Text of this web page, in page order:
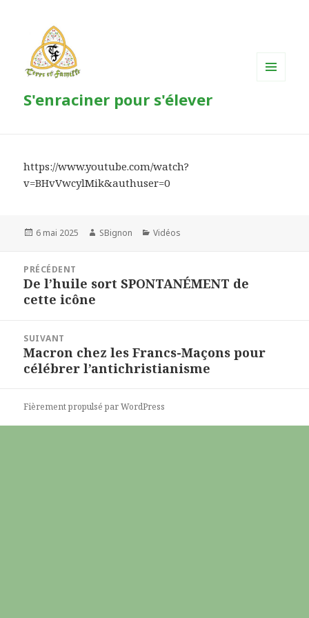
S'enraciner pour s'élever
https://www.youtube.com/watch?
v=BHvVwcylMik&authuser=0
Publié
6 mai 2025 Auteur
SBignon Catégories
Vidéos
l’article
PRÉCÉDENT
Article
précédent :
De l’huile sort SPONTANÉMENT de
cette icône
SUIVANT
Article
suivant :
Macron chez les Francs-Maçons pour
célébrer l’antichristianisme
Fièrement propulsé par WordPress